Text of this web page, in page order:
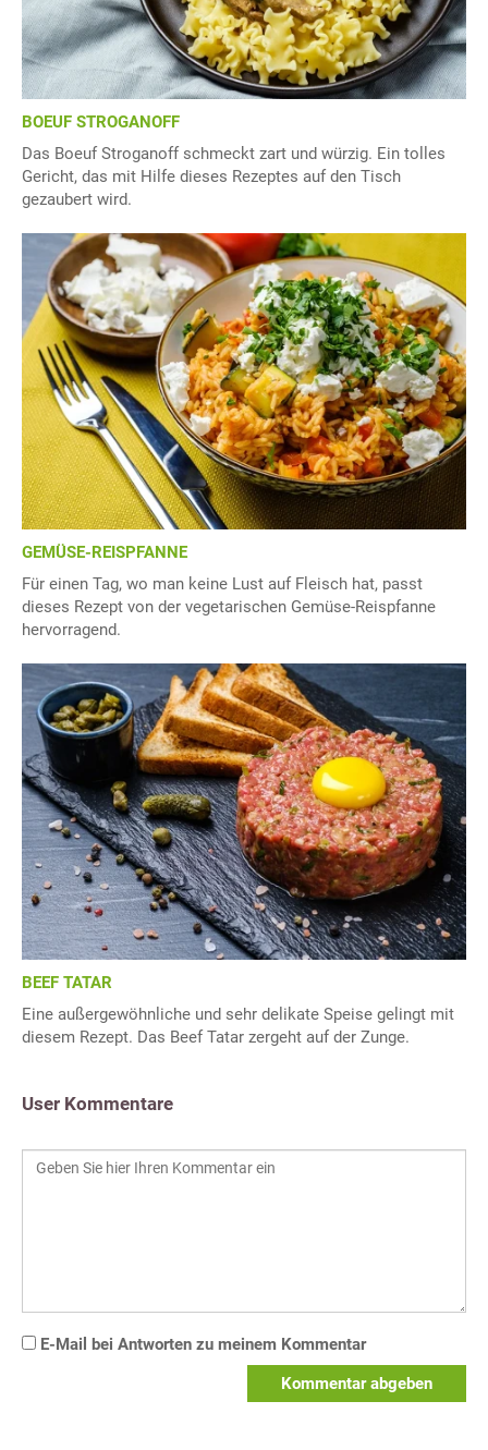
BOEUF STROGANOFF
Das Boeuf Stroganoff schmeckt zart und würzig. Ein tolles
Gericht, das mit Hilfe dieses Rezeptes auf den Tisch
gezaubert wird.
GEMÜSE-REISPFANNE
Für einen Tag, wo man keine Lust auf Fleisch hat, passt
dieses Rezept von der vegetarischen Gemüse-Reispfanne
hervorragend.
BEEF TATAR
Eine außergewöhnliche und sehr delikate Speise gelingt mit
diesem Rezept. Das Beef Tatar zergeht auf der Zunge.
User Kommentare
E-Mail bei Antworten zu meinem Kommentar
Kommentar abgeben